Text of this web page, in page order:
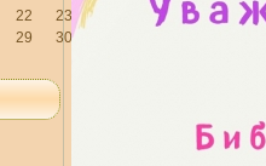
22
23
29
30